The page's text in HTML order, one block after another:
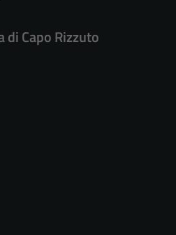
di Capo Rizzuto